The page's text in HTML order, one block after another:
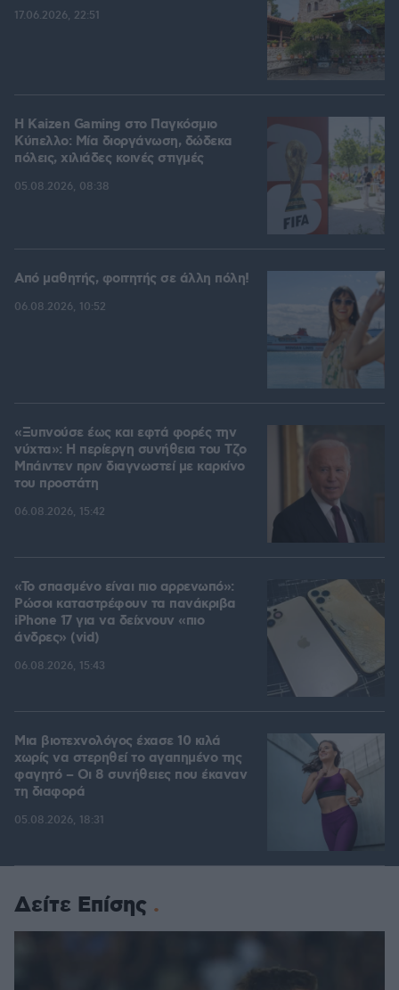
17.06.2026, 22:51
H Kaizen Gaming στο Παγκόσμιο
Kύπελλο: Μία διοργάνωση, δώδεκα
πόλεις, χιλιάδες κοινές στιγμές
05.08.2026, 08:38
Από μαθητής, φοιτητής σε άλλη πόλη!
06.08.2026, 10:52
«Ξυπνούσε έως και εφτά φορές την
νύχτα»: Η περίεργη συνήθεια του Τζο
Μπάιντεν πριν διαγνωστεί με καρκίνο
του προστάτη
06.08.2026, 15:42
«Το σπασμένο είναι πιο αρρενωπό»:
Ρώσοι καταστρέφουν τα πανάκριβα
iPhone 17 για να δείχνουν «πιο
άνδρες» (vid)
06.08.2026, 15:43
Μια βιοτεχνολόγος έχασε 10 κιλά
χωρίς να στερηθεί το αγαπημένο της
φαγητό – Οι 8 συνήθειες που έκαναν
τη διαφορά
05.08.2026, 18:31
Δείτε Επίσης